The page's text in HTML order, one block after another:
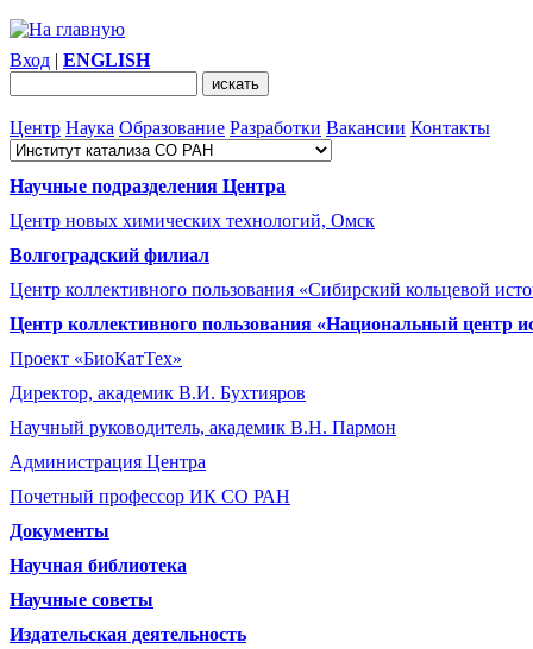
Вход | ENGLISH
Центр Наука Образование Разработки Вакансии Контакты
Научные подразделения Центра
Центр новых химических технологий, Омск
Волгоградский филиал
Центр коллективного пользования «Сибирский кольцевой
Центр коллективного пользования «Национальный центр
Проект «БиоКатТех»
Директор, академик В.И. Бухтияров
Научный руководитель, академик В.Н. Пармон
Администрация Центра
Почетный профессор ИК СО РАН
Документы
Научная библиотека
Научные советы
Издательская деятельность